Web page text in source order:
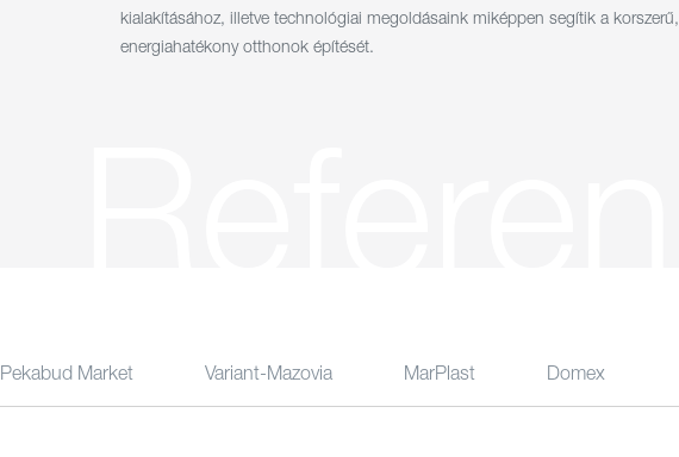
kialakításához, illetve technológiai megoldásaink miképpen segítik a korszerű,
energiahatékony otthonok építését.
Pekabud Market Variant-Mazovia MarPlast Domex